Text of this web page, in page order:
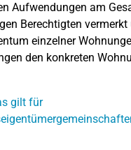
Aufwendungen am
Berechtigten
einzelner
den konkreten
gilt für